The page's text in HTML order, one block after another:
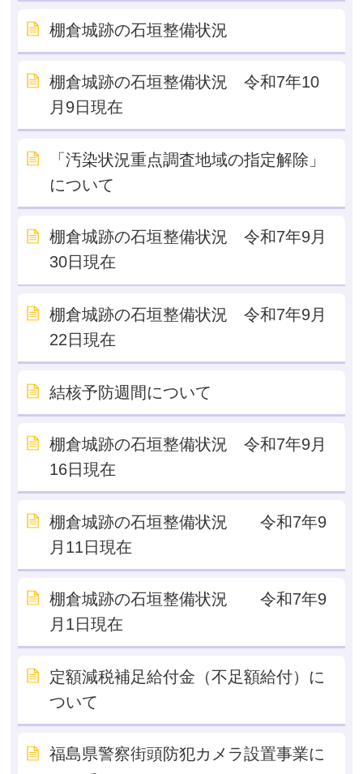
棚倉城跡の石垣整備状況
棚倉城跡の石垣整備状況 令和7年10
月9日現在
「汚染状況重点調査地域の指定解除」
について
棚倉城跡の石垣整備状況 令和7年9月
30日現在
棚倉城跡の石垣整備状況 令和7年9月
22日現在
結核予防週間について
棚倉城跡の石垣整備状況 令和7年9月
16日現在
棚倉城跡の石垣整備状況 令和7年9
月11日現在
棚倉城跡の石垣整備状況 令和7年9
月1日現在
定額減税補足給付金（不足額給付）に
ついて
福島県警察街頭防犯カメラ設置事業に